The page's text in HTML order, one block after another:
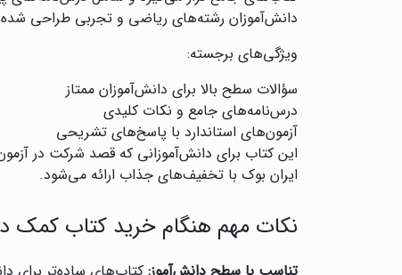
دانش‌آموزان رشته‌های ریاضی و تجربی طراحی
ویژگی‌های برجسته:
سؤالات سطح بالا برای دانش‌آموزان ممتاز
درس‌نامه‌های جامع و نکات کلیدی
آزمون‌های استاندارد با پاسخ‌های تشریحی
این کتاب برای دانش‌آموزانی که قصد شرکت در
ایران بوک با تخفیف‌های جذاب ارائه می‌شود.
نکات مهم هنگام خرید کتاب کمک
تناسب با سطح دانش‌آموز: کتاب‌های ساده‌تر برای